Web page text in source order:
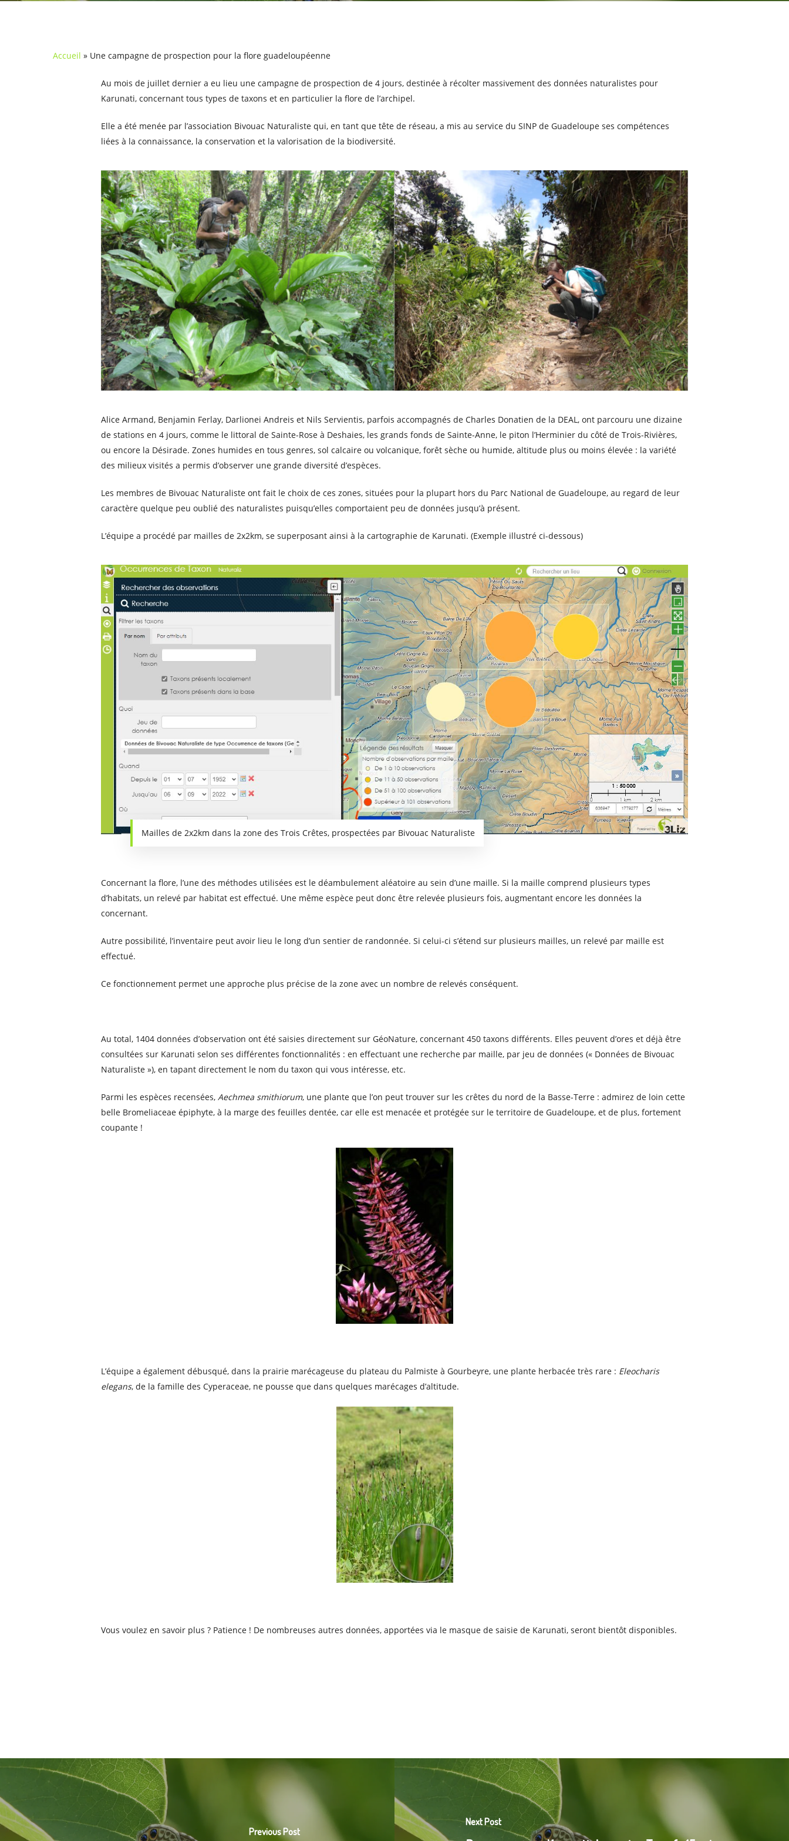
Accueil » Une campagne de prospection pour la flore guadeloupéenne
Au mois de juillet dernier a eu lieu une campagne de prospection de 4 jours, destinée à récolter massivement des données naturalistes pour
Karunati, concernant tous types de taxons et en particulier la flore de l’archipel.
Elle a été menée par l’association Bivouac Naturaliste qui, en tant que tête de réseau, a mis au service du SINP de Guadeloupe ses compétences
liées à la connaissance, la conservation et la valorisation de la biodiversité.
Alice Armand, Benjamin Ferlay, Darlionei Andreis et Nils Servientis, parfois accompagnés de Charles Donatien de la DEAL, ont parcouru une dizaine
de stations en 4 jours, comme le littoral de Sainte-Rose à Deshaies, les grands fonds de Sainte-Anne, le piton l’Herminier du côté de Trois-Rivières,
ou encore la Désirade. Zones humides en tous genres, sol calcaire ou volcanique, forêt sèche ou humide, altitude plus ou moins élevée : la variété
des milieux visités a permis d’observer une grande diversité d’espèces.
Les membres de Bivouac Naturaliste ont fait le choix de ces zones, situées pour la plupart hors du Parc National de Guadeloupe, au regard de leur
caractère quelque peu oublié des naturalistes puisqu’elles comportaient peu de données jusqu’à présent.
L’équipe a procédé par mailles de 2x2km, se superposant ainsi à la cartographie de Karunati. (Exemple illustré ci-dessous)
Mailles de 2x2km dans la zone des Trois Crêtes, prospectées par Bivouac Naturaliste
Concernant la flore, l’une des méthodes utilisées est le déambulement aléatoire au sein d’une maille. Si la maille comprend plusieurs types
d’habitats, un relevé par habitat est effectué. Une même espèce peut donc être relevée plusieurs fois, augmentant encore les données la
concernant.
Autre possibilité, l’inventaire peut avoir lieu le long d’un sentier de randonnée. Si celui-ci s’étend sur plusieurs mailles, un relevé par maille est
effectué.
Ce fonctionnement permet une approche plus précise de la zone avec un nombre de relevés conséquent.
Au total, 1404 données d’observation ont été saisies directement sur GéoNature, concernant 450 taxons différents. Elles peuvent d’ores et déjà être
consultées sur Karunati selon ses différentes fonctionnalités : en effectuant une recherche par maille, par jeu de données (« Données de Bivouac
Naturaliste »), en tapant directement le nom du taxon qui vous intéresse, etc.
Parmi les espèces recensées,Aechmea smithiorum, une plante que l’on peut trouver sur les crêtes du nord de la Basse-Terre : admirez de loin cette
belle Bromeliaceae épiphyte, à la marge des feuilles dentée, car elle est menacée et protégée sur le territoire de Guadeloupe, et de plus, fortement
coupante !
L’équipe a également débusqué, dans la prairie marécageuse du plateau du Palmiste à Gourbeyre, une plante herbacée très rare : Eleocharis
elegans, de la famille des Cyperaceae, ne pousse que dans quelques marécages d’altitude.
Vous voulez en savoir plus ? Patience ! De nombreuses autres données, apportées via le masque de saisie de Karunati, seront bientôt disponibles.
Previous Post
Next Post